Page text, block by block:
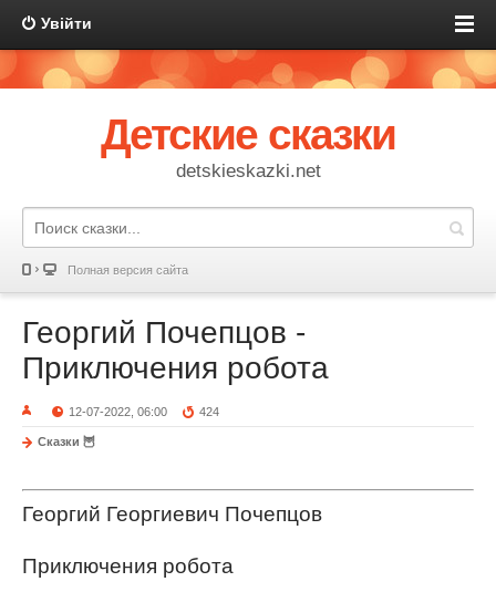
Увійти
Детские сказки
detskieskazki.net
Полная версия сайта
Георгий Почепцов -
Приключения робота
12-07-2022, 06:00 424
Сказки 🦉
Георгий Георгиевич Почепцов
Приключения робота